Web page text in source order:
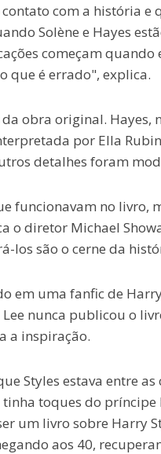
com a história e
Solène e Hayes
começam quando
que é errado", explica.
obra original. Hayes,
por Ella
detalhes foram
funcionavam no livro,
diretor Michael
los são o cerne da
em uma fanfic de
nunca publicou o
a inspiração.
Styles estava entre
toques do
um livro sobre Harry
aos 40,